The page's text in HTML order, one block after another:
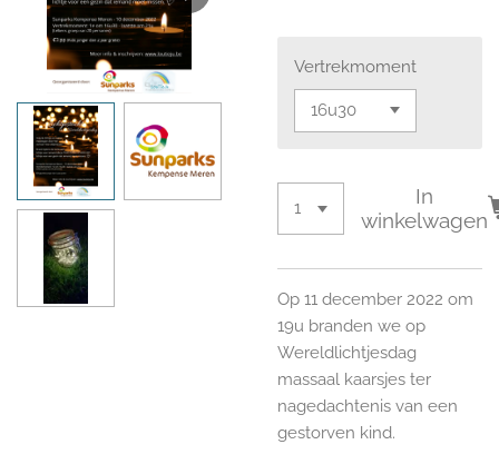
Vertrekmoment
In
winkelwagen
Op 11 december 2022 om
19u branden we op
Wereldlichtjesdag
massaal kaarsjes ter
nagedachtenis van een
gestorven kind.